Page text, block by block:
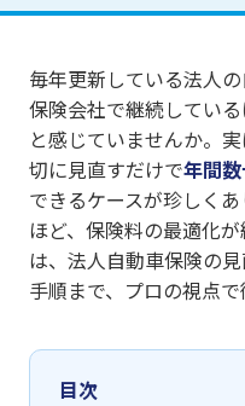
毎年更新している法人
保険会社で継続してい
と感じていませんか。
切に見直すだけで年間
できるケースが珍しく
ほど、保険料の最適化
は、法人自動車保険の
手順まで、プロの視点で
目次